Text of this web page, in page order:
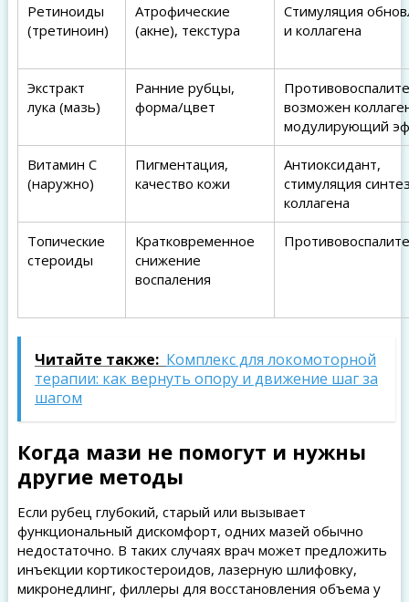
Ретиноиды
(третиноин)
Атрофические
(акне), текстура
Стимуляция
и коллагена
Экстракт
лука (мазь)
Ранние рубцы,
форма/цвет
возможен
модулирующий
Витамин C
(наружно)
Пигментация,
качество кожи
Антиоксидант,
стимуляция
коллагена
Топические
стероиды
Кратковременное
снижение
воспаления
Читайте также: Комплекс для локомоторной
терапии: как вернуть опору и движение шаг за
шагом
Когда мази не помогут и нужны
другие методы
Если рубец глубокий, старый или вызывает
функциональный дискомфорт, одних мазей обычно
недостаточно. В таких случаях врач может предложить
инъекции кортикостероидов, лазерную шлифовку,
микронедлинг, филлеры для восстановления объема у